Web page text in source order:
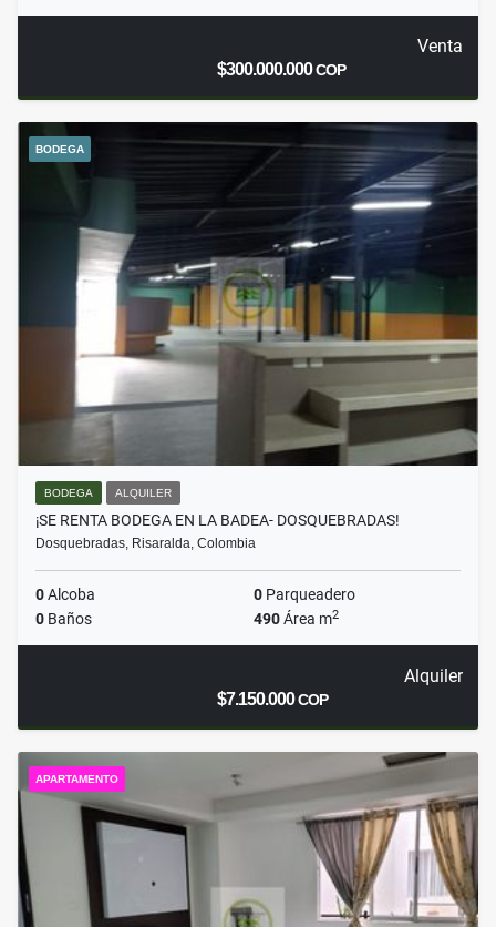
Venta
$300.000.000COP
BODEGA
BODEGA ALQUILER
¡SE RENTA BODEGA EN LA BADEA- DOSQUEBRADAS!
Dosquebradas, Risaralda, Colombia
0Alcoba 0 Parqueadero
0 Baños 490Área m2
Alquiler
$7.150.000COP
APARTAMENTO